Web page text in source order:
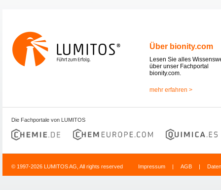
Über bionity.com
Lesen Sie alles
über unser Fachportal
bionity.com.
mehr erfahren >
Die Fachportale von LUMITOS
© 1997-2026 LUMITOS AG, All rights reserved Impressum | AGB |